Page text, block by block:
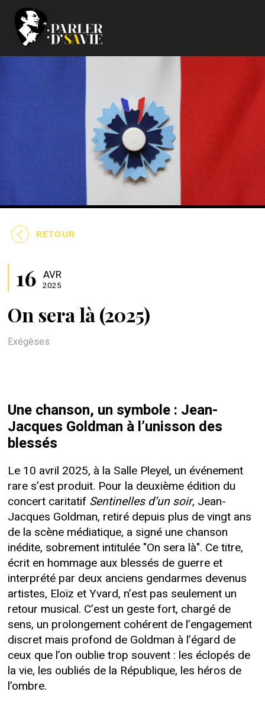
RETOUR
On sera là (2025)
16 AVR
2025
Exégèses
Une chanson, un symbole : Jean-
Jacques Goldman à l’unisson des
blessés
Le 10 avril 2025, à la Salle Pleyel, un événement
rare s’est produit. Pour la deuxième édition du
concert caritatif Sentinelles d’un soir, Jean-
Jacques Goldman, retiré depuis plus de vingt ans
de la scène médiatique, a signé une chanson
inédite, sobrement intitulée "On sera là". Ce titre,
écrit en hommage aux blessés de guerre et
interprété par deux anciens gendarmes devenus
artistes, Eloïz et Yvard, n’est pas seulement un
retour musical. C’est un geste fort, chargé de
sens, un prolongement cohérent de l’engagement
discret mais profond de Goldman à l’égard de
ceux que l’on oublie trop souvent : les éclopés de
la vie, les oubliés de la République, les héros de
l’ombre.